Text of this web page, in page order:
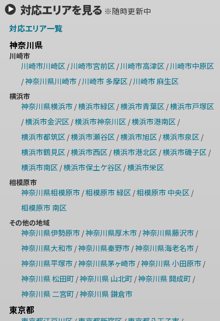
対応エリアを見る ※随時更新中
対応エリア一覧
神奈川県
川崎市
川崎市川崎区/ 川崎市宮前区/ 川崎市高津区/ 川崎市中原区
/神奈川県川崎市/ 川崎市 多摩区/ 川崎市 麻生区
横浜市
神奈川県横浜市/横浜市緑区/横浜市青葉区/横浜市戸塚区
/横浜市金沢区/横浜市神奈川区/横浜市港南区/
横浜市都筑区/横浜市瀬谷区/横浜市旭区/横浜市泉区/
横浜市鶴見区/横浜市西区/横浜市港北区/横浜市磯子区/
横浜市南区/横浜市保土ケ谷区/横浜市栄区
相模原市
神奈川県相模原市/相模原市 緑区/相模原市 中央区/
相模原市 南区
その他の地域
神奈川県伊勢原市/神奈川県厚木市/神奈川県藤沢市/
神奈川県大和市/神奈川県秦野市/神奈川県海老名市/
神奈川県平塚市/神奈川県茅ヶ崎市/神奈川県 小田原市/
神奈川県 松田町/神奈川県 山北町/神奈川県 開成町/
神奈川県 二宮町/神奈川県 鎌倉市
東京都